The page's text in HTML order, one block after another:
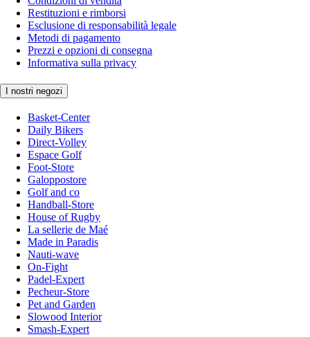
Restituzioni e rimborsi
Esclusione di responsabilità legale
Metodi di pagamento
Prezzi e opzioni di consegna
Informativa sulla privacy
I nostri negozi
Basket-Center
Daily Bikers
Direct-Volley
Espace Golf
Foot-Store
Galoppostore
Golf and co
Handball-Store
House of Rugby
La sellerie de Maé
Made in Paradis
Nauti-wave
On-Fight
Padel-Expert
Pecheur-Store
Pet and Garden
Slowood Interior
Smash-Expert